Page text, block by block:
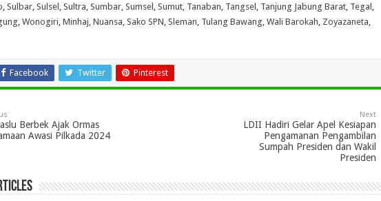
Sulbar Sulsel Sultra Sumbar Sumsel Sumut Tanaban Tangsel Tanjung Jabung Barat Tegal
Wonogiri Minhaj Nuansa Sako SPN Sleman Tulang Bawang Wali Barokah Zoyazaneta
Facebook Twitter Pinterest
Berbek Ajak Ormas
Awasi Pilkada 2024
Next
LDII Hadiri Gelar Apel Kesiapan
Pengamanan Pengambilan
Sumpah Presiden dan Wakil
Presiden